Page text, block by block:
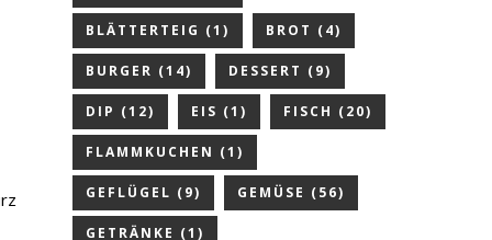
BLÄTTERTEIG (1) BROT (4)
BURGER (14) DESSERT (9)
DIP (12) EIS (1) FISCH (20)
FLAMMKUCHEN (1)
GEFLÜGEL (9) GEMÜSE (56)
GETRÄNKE (1)